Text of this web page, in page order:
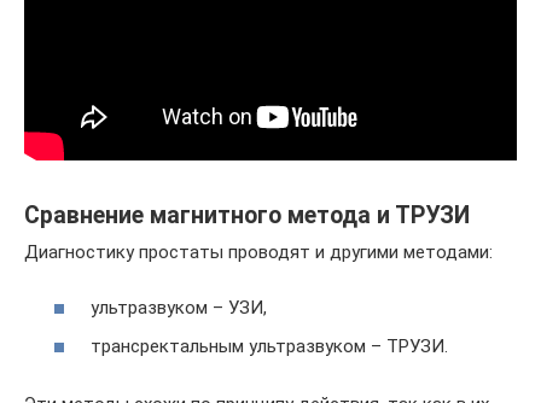
Сравнение магнитного метода и ТРУЗИ
Диагностику простаты проводят и другими методами:
ультразвуком – УЗИ,
трансректальным ультразвуком – ТРУЗИ.